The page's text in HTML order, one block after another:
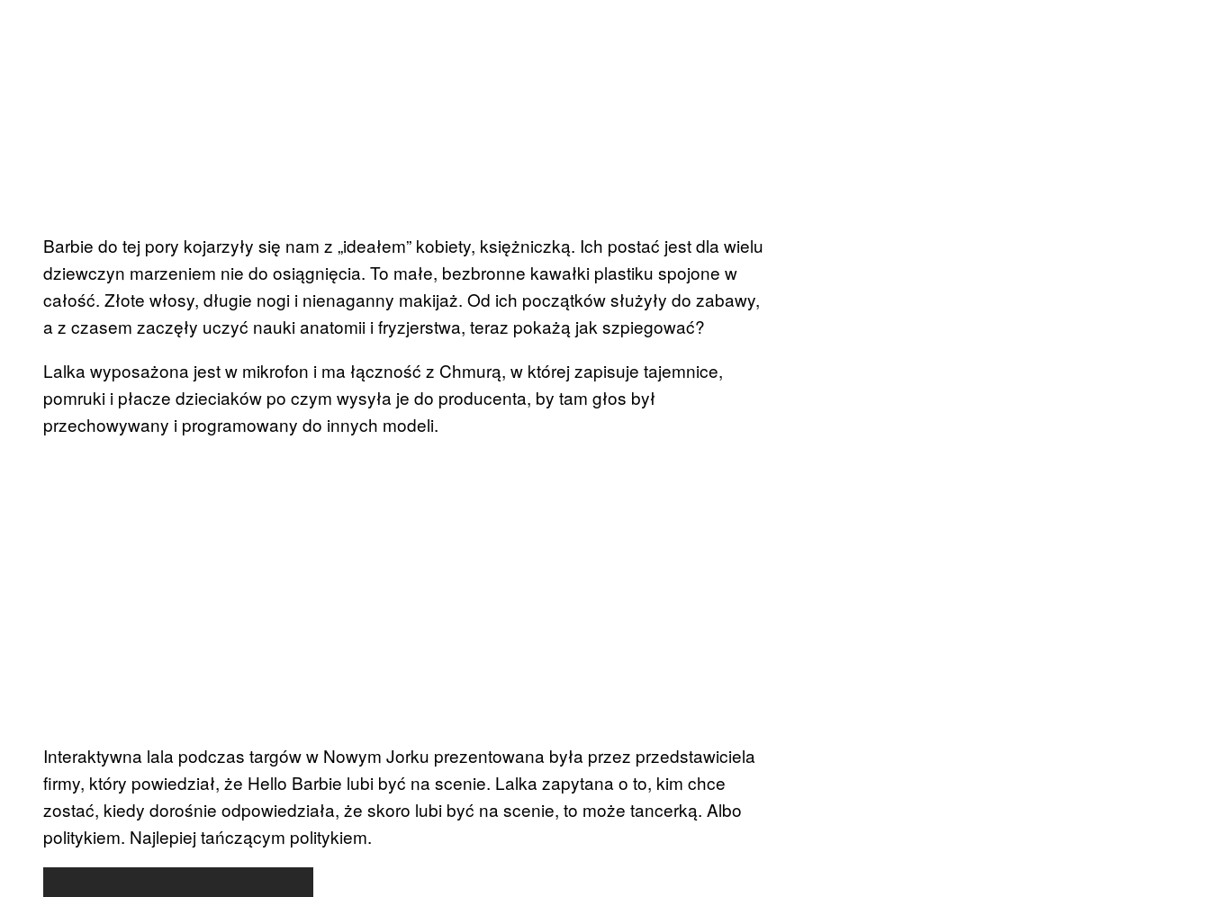
Barbie do tej pory kojarzyły się nam z „ideałem” kobiety, księżniczką. Ich postać jest dla wielu
dziewczyn marzeniem nie do osiągnięcia. To małe, bezbronne kawałki plastiku spojone w
całość. Złote włosy, długie nogi i nienaganny makijaż. Od ich początków służyły do zabawy,
a z czasem zaczęły uczyć nauki anatomii i fryzjerstwa, teraz pokażą jak szpiegować?
Lalka wyposażona jest w mikrofon i ma łączność z Chmurą, w której zapisuje tajemnice,
pomruki i płacze dzieciaków po czym wysyła je do producenta, by tam głos był
przechowywany i programowany do innych modeli.
Interaktywna lala podczas targów w Nowym Jorku prezentowana była przez przedstawiciela
firmy, który powiedział, że Hello Barbie lubi być na scenie. Lalka zapytana o to, kim chce
zostać, kiedy dorośnie odpowiedziała, że skoro lubi być na scenie, to może tancerką. Albo
politykiem. Najlepiej tańczącym politykiem.